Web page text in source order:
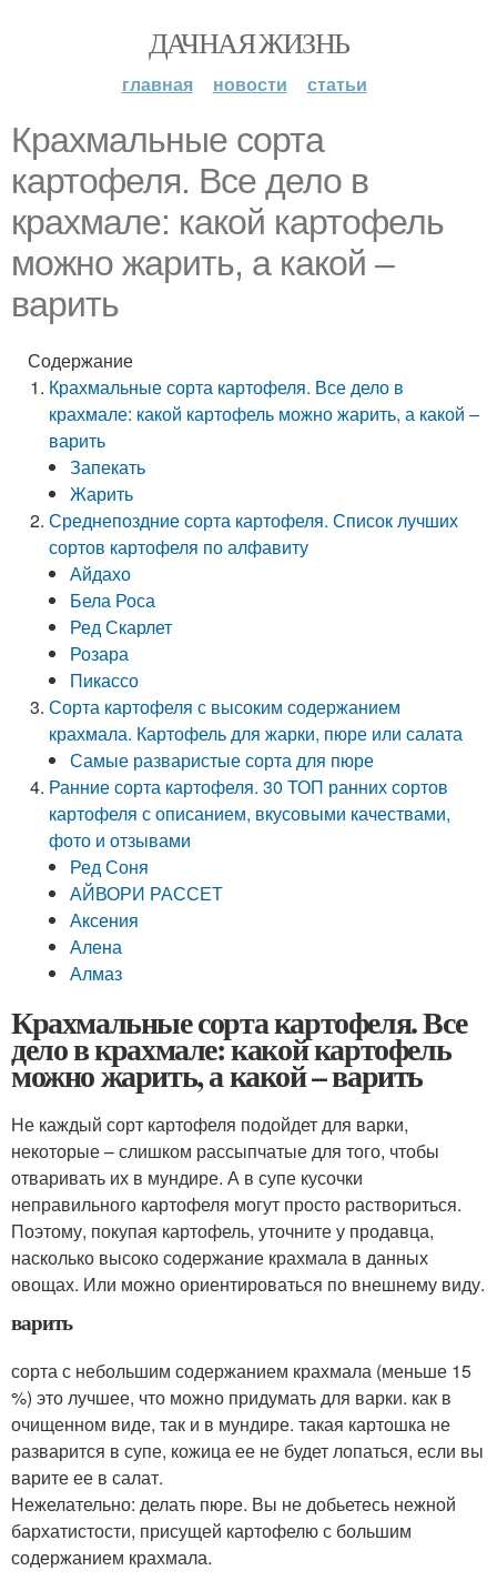
ДАЧНАЯ ЖИЗНЬ
главная новости статьи
Крахмальные сорта
картофеля. Все дело в
крахмале: какой картофель
можно жарить, а какой –
варить
Содержание
Крахмальные сорта картофеля. Все дело в
крахмале: какой картофель можно жарить, а какой –
варить
Запекать
Жарить
Среднепоздние сорта картофеля. Список лучших
сортов картофеля по алфавиту
Айдахо
Бела Роса
Ред Скарлет
Розара
Пикассо
Сорта картофеля с высоким содержанием
крахмала. Картофель для жарки, пюре или салата
Самые разваристые сорта для пюре
Ранние сорта картофеля. 30 ТОП ранних сортов
картофеля с описанием, вкусовыми качествами,
фото и отзывами
Ред Соня
АЙВОРИ РАССЕТ
Аксения
Алена
Алмаз
Крахмальные сорта картофеля. Все
дело в крахмале: какой картофель
можно жарить, а какой – варить
Не каждый сорт картофеля подойдет для варки,
некоторые – слишком рассыпчатые для того, чтобы
отваривать их в мундире. А в супе кусочки
неправильного картофеля могут просто раствориться.
Поэтому, покупая картофель, уточните у продавца,
насколько высоко содержание крахмала в данных
овощах. Или можно ориентироваться по внешнему виду.
варить
сорта с небольшим содержанием крахмала (меньше 15
%) это лучшее, что можно придумать для варки. как в
очищенном виде, так и в мундире. такая картошка не
разварится в супе, кожица ее не будет лопаться, если вы
варите ее в салат.
Нежелательно: делать пюре. Вы не добьетесь нежной
бархатистости, присущей картофелю с большим
содержанием крахмала.